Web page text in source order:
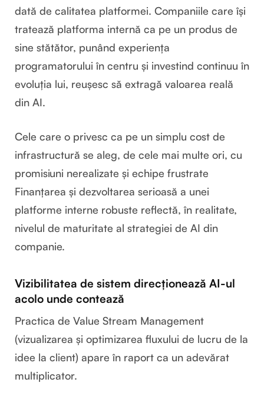
dată de calitatea platformei. Companiile care își
tratează platforma internă ca pe un produs de
sine stătător, punând experiența
programatorului în centru și investind continuu în
evoluția lui, reușesc să extragă valoarea reală
din AI.
Cele care o privesc ca pe un simplu cost de
infrastructură se aleg, de cele mai multe ori, cu
promisiuni nerealizate și echipe frustrate
Finanțarea și dezvoltarea serioasă a unei
platforme interne robuste reflectă, în realitate,
nivelul de maturitate al strategiei de AI din
companie.
Vizibilitatea de sistem direcționează AI-ul
acolo unde contează
Practica de Value Stream Management
(vizualizarea și optimizarea fluxului de lucru de la
idee la client) apare în raport ca un adevărat
multiplicator.